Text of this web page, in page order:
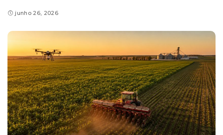
junho 26, 2026